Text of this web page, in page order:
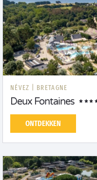
NÉVEZ | BRETAGNE
Deux Fontaines
ONTDEKKEN